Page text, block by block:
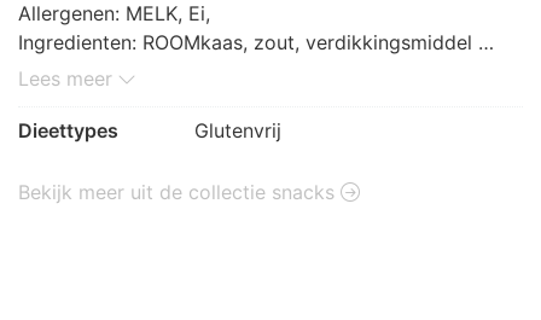
Allergenen: MELK, Ei,
Ingredienten: ROOMkaas, zout, verdikkingsmiddel
(johannesbroodpitmeel, guarpitmeel), water,
aardappelzetmeel, scharrelEIgeel, azijn, zout, aroma#s,
citroenzuur, EDTA; verdikkingsmiddelen: guargom,
Lees meer
Dieettypes Glutenvrij
Bekijk meer uit de collectie snacks